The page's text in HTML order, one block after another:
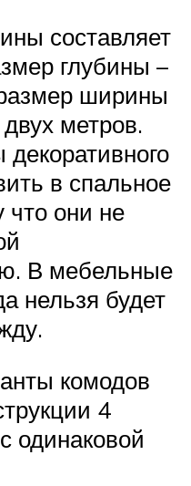
составляет
глубины –
ширины
метров.
в спальное
они не
В мебельные
нельзя будет
комодов
4
одинаковой